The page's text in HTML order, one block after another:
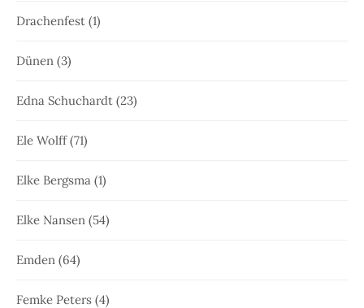
Drachenfest (1)
Dünen (3)
Edna Schuchardt (23)
Ele Wolff(71)
Elke Bergsma (1)
Elke Nansen (54)
Emden (64)
Femke Peters (4)